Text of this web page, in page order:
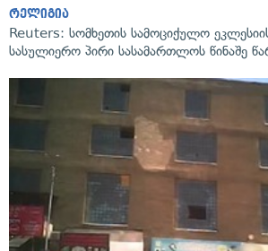
რელიგია
Reuters: სომხეთის სამოციქულო
სასულიერო პირი სასამართლოს წინაშე